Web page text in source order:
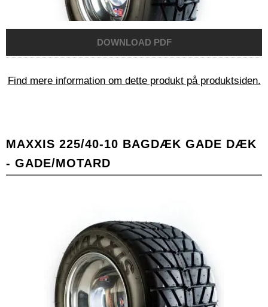
Find mere information om dette produkt på produktsiden.
MAXXIS 225/40-10 BAGDÆK GADE DÆK
- GADE/MOTARD